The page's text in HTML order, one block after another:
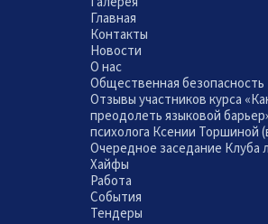
Главная
Контакты
Новости
О нас
Общественная безопасность
Отзывы участников курса
преодолеть языковой
психолога Ксении Торшиной
Очередное заседание Клуба
Хайфы
Работа
События
Тендеры